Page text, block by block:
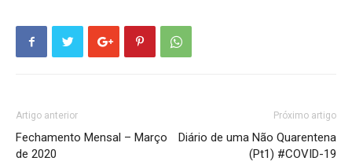
Artigo anterior
Fechamento Mensal – Março
de 2020
Próximo artigo
Diário de uma Não Quarentena
(Pt1) #COVID-19